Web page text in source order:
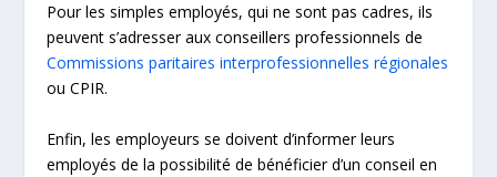
Pour les simples employés, qui ne sont pas cadres, ils
peuvent s’adresser aux conseillers professionnels de
Commissions paritaires interprofessionnelles régionales
ou CPIR.
Enfin, les employeurs se doivent d’informer leurs
employés de la possibilité de bénéficier d’un conseil en